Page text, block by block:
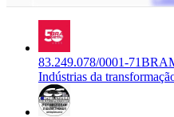
83.249.078/0001-71
Indústrias da